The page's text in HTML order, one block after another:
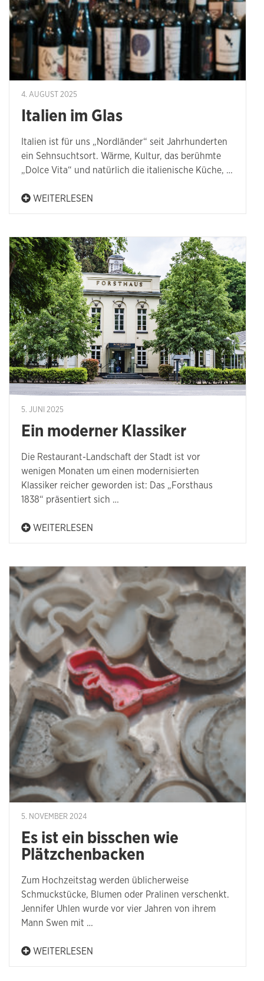
4. AUGUST 2025
Italien im Glas
Italien ist für uns „Nordländer“ seit Jahrhunderten
ein Sehnsuchtsort. Wärme, Kultur, das berühmte
„Dolce Vita“ und natürlich die italienische Küche, …
WEITERLESEN
5. JUNI 2025
Ein moderner Klassiker
Die Restaurant-Landschaft der Stadt ist vor
wenigen Monaten um einen modernisierten
Klassiker reicher geworden ist: Das „Forsthaus
1838“ präsentiert sich …
WEITERLESEN
5. NOVEMBER 2024
Es ist ein bisschen wie
Plätzchenbacken
Zum Hochzeitstag werden üblicherweise
Schmuckstücke, Blumen oder Pralinen verschenkt.
Jennifer Uhlen wurde vor vier Jahren von ihrem
Mann Swen mit …
WEITERLESEN